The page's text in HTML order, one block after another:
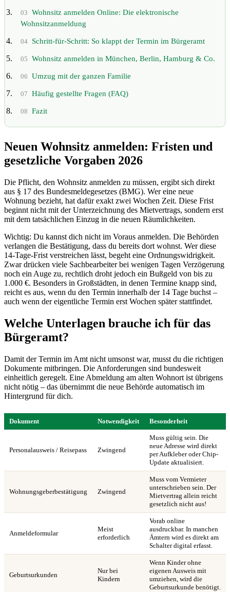
03 Wohnsitz anmelden Online: Die elektronische
Wohnsitzanmeldung
04 Schritt-für-Schritt: So klappt der Termin im Bürgeramt
05 Wohnsitz anmelden in München, Berlin, Hamburg & Co.
06 Umzug mit der ganzen Familie
07 Häufig gestellte Fragen (FAQ)
08 Fazit
Neuen Wohnsitz anmelden: Fristen und
gesetzliche Vorgaben 2026
Die Pflicht, den Wohnsitz anmelden zu müssen, ergibt sich direkt
aus § 17 des Bundesmeldegesetzes (BMG). Wer eine neue
Wohnung bezieht, hat dafür exakt zwei Wochen Zeit. Diese Frist
beginnt nicht mit der Unterzeichnung des Mietvertrags, sondern erst
mit dem tatsächlichen Einzug in die neuen Räumlichkeiten.
Wichtig: Du kannst dich nicht im Voraus anmelden. Die Behörden
verlangen die Bestätigung, dass du bereits dort wohnst. Wer diese
14-Tage-Frist verstreichen lässt, begeht eine Ordnungswidrigkeit.
Zwar drücken viele Sachbearbeiter bei wenigen Tagen Verzögerung
noch ein Auge zu, rechtlich droht jedoch ein Bußgeld von bis zu
1.000 €. Besonders in Großstädten, in denen Termine knapp sind,
reicht es aus, wenn du den Termin innerhalb der 14 Tage buchst –
auch wenn der eigentliche Termin erst Wochen später stattfindet.
Welche Unterlagen brauche ich für das
Bürgeramt?
Damit der Termin im Amt nicht umsonst war, musst du die richtigen
Dokumente mitbringen. Die Anforderungen sind bundesweit
einheitlich geregelt. Eine Abmeldung am alten Wohnort ist übrigens
nicht nötig – das übernimmt die neue Behörde automatisch im
Hintergrund für dich.
Dokument Notwendigkeit Besonderheit
Personalausweis / Reisepass Zwingend
Muss gültig sein. Die
neue Adresse wird direkt
per Aufkleber oder Chip-
Update aktualisiert.
Wohnungsgeberbestätigung Zwingend
Muss vom Vermieter
unterschrieben sein. Der
Mietvertrag allein reicht
gesetzlich nicht aus!
Anmeldeformular
Meist
erforderlich
Vorab online
ausdruckbar. In manchen
Ämtern wird es direkt am
Schalter digital erfasst.
Geburtsurkunden
Nur bei
Kindern
Wenn Kinder ohne
eigenen Ausweis mit
umziehen, wird die
Geburtsurkunde benötigt.